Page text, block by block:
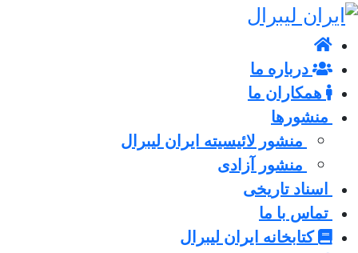
درباره ما
همکاران ما
منشورها
منشور لائیسیته ایران لیبرال
منشور آزادی
اسناد تاریخی
تماس با ما
کتابخانه ایران لیبرال